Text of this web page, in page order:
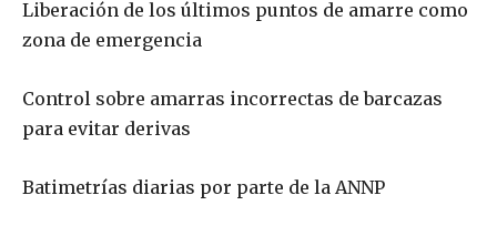
Liberación de los últimos puntos de amarre como
zona de emergencia
Control sobre amarras incorrectas de barcazas
para evitar derivas
Batimetrías diarias por parte de la ANNP